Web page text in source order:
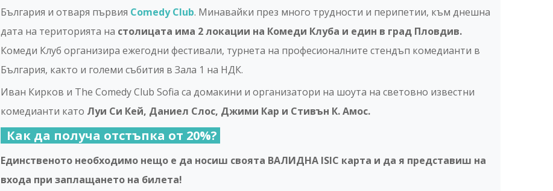
България и отваря първия Comedy Club. Минавайки през много трудности и перипетии, към днешна
дата на територията на столицата има 2 локации на Комеди Клуба и един в град Пловдив.
Комеди Клуб организира ежегодни фестивали, турнета на професионалните стендъп комедианти в
България, както и големи събития в Зала 1 на НДК.
Иван Кирков и The Comedy Club Sofia са домакини и организатори на шоута на световно известни
комедианти като Луи Си Кей, Даниел Слос, Джими Кар и Стивън К. Амос.
Как да получа отстъпка от 20%?
Единственото необходимо нещо е да носиш своята ВАЛИДНА ISIC карта и да я представиш на
входа при заплащането на билета!